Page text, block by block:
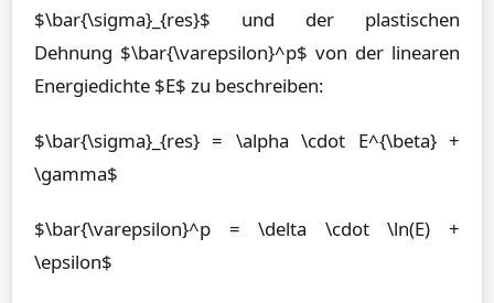
$\bar{\sigma}_{res}$ und der plastischen
Dehnung $\bar{\varepsilon}^p$ von der linearen
Energiedichte $E$ zu beschreiben:
$\bar{\sigma}_{res} = \alpha \cdot E^{\beta} +
\gamma$
$\bar{\varepsilon}^p = \delta \cdot \ln(E) +
\epsilon$